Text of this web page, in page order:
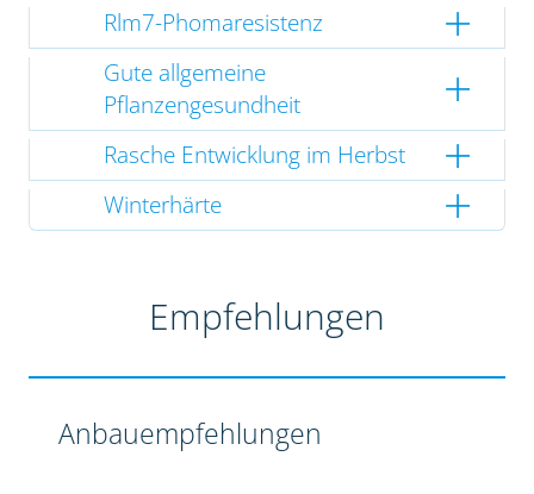
Rlm7-Phomaresistenz
Gute allgemeine
Pflanzengesundheit
Rasche Entwicklung im Herbst
Winterhärte
Empfehlungen
Anbauempfehlungen